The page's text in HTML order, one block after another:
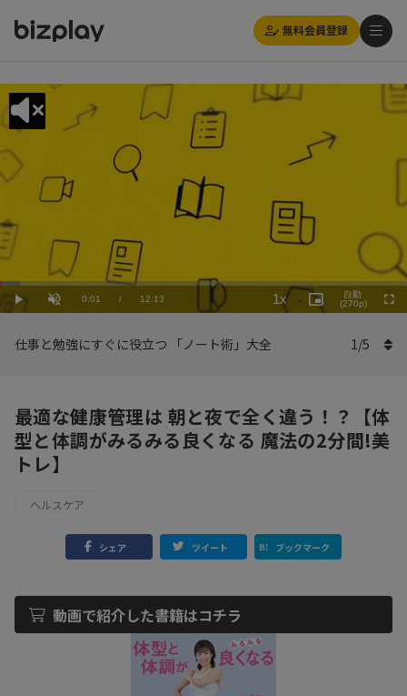
無料会員登録
Play UnmuteCurrent
0:01 / Duration
12:13
Loaded:
4.92%
1x
Playback
Rate
Picture-
in-
自動
(270p)
仕事と勉強にすぐに役立つ 「ノート術」大全 1/5
最適な健康管理は 朝と夜で全く違う！？【体
型と体調がみるみる良くなる 魔法の2分間!美
トレ】
ヘルスケア
シェア ツイート ブックマーク
動画で紹介した書籍はコチラ